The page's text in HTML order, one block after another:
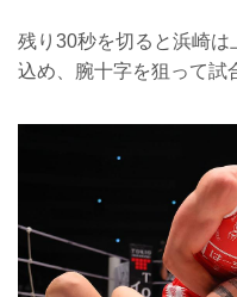
残り30秒を切ると浜崎は
込め、腕十字を狙って試